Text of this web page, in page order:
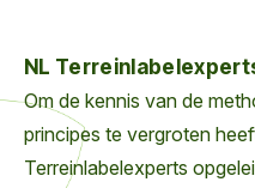
NL
Om de kennis van de
principes te vergroten
Terreinlabelexperts